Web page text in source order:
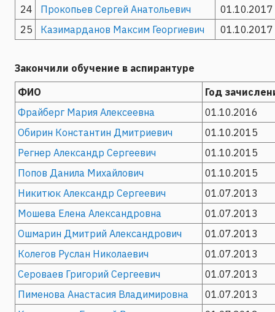
24
Прокопьев Сергей Анатольевич
01.10.2017
25
Казимарданов Максим Георгиевич 01.10.2017
Закончили обучение в аспирантуре
ФИО
Год
Фрайберг Мария Алексеевна
01.10.2016
Обирин Константин Дмитриевич
01.10.2015
Регнер Александр Сергеевич
01.10.2015
Попов Данила Михайлович
01.10.2015
Никитюк Александр Сергеевич
01.07.2013
Мошева Елена Александровна
01.07.2013
Ошмарин Дмитрий Александрович
01.07.2013
Колегов Руслан Николаевич
01.07.2013
Сероваев Григорий Сергеевич
01.07.2013
Пименова Анастасия Владимировна
01.07.2013